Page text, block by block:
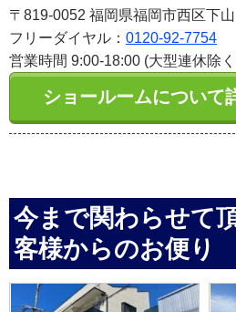
〒819-0052 福岡県福岡市西区下
フリーダイヤル： 0120-92-7754
営業時間 9:00-18:00 (大型連休除
ショールームについて
今まで関わらせて
客様からのお便り